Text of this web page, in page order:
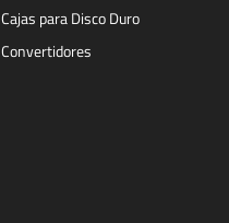
Cajas para Disco Duro
Convertidores